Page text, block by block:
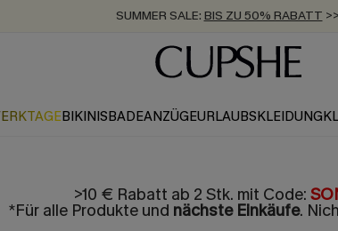
SUMMER SALE: BIS ZU 50% RABATT >>
ZUM NEWSLETTER:BIS ZU -20% EXTRA
KOSTENLOSER VERSAND AB 89 €
BIKINISBADEANZÜGEURLAUBSKLEIDUNG
>10 € Rabatt ab 2 Stk. mit Code:
*Für alle Produkte und nächste Einkäufe.